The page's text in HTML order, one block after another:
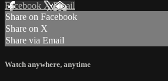
Facebook XEmail
Share on Facebook
Share on X
Share via Email
Watch anywhere, anytime